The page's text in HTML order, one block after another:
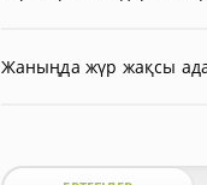
Жаныңда жүр жақсы